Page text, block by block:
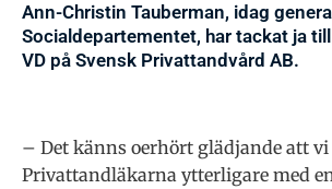
Ann-Christin Tauberman, idag
Socialdepartementet, har tackat ja
VD på Svensk Privattandvård AB.
– Det känns oerhört glädjande att
Privattandläkarna ytterligare med